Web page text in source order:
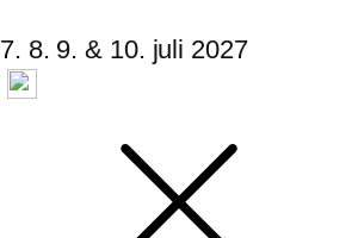
7. 8. 9. & 10. juli 2027